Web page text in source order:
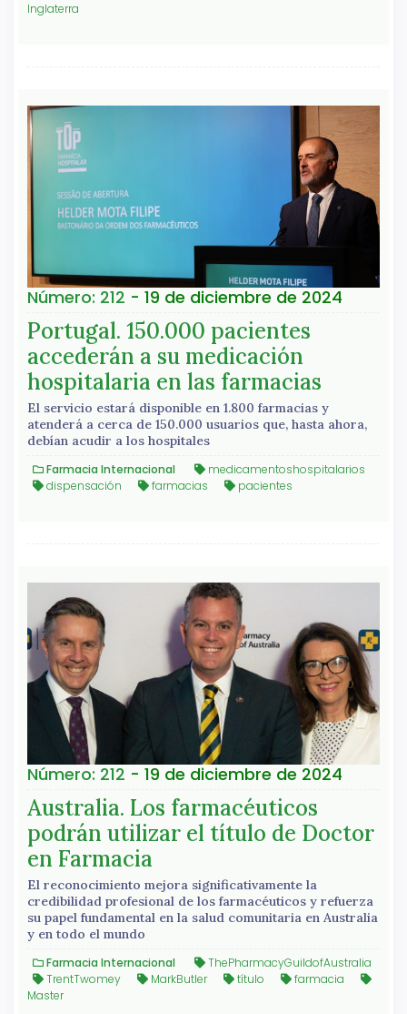
Inglaterra
Número: 212 - 19 de diciembre de 2024
Portugal. 150.000 pacientes
accederán a su medicación
hospitalaria en las farmacias
El servicio estará disponible en 1.800 farmacias y
atenderá a cerca de 150.000 usuarios que, hasta ahora,
debían acudir a los hospitales
Farmacia Internacional
medicamentoshospitalarios
dispensación
farmacias pacientes
Número: 212 - 19 de diciembre de 2024
Australia. Los farmacéuticos
podrán utilizar el título de Doctor
en Farmacia
El reconocimiento mejora significativamente la
credibilidad profesional de los farmacéuticos y refuerza
su papel fundamental en la salud comunitaria en Australia
y en todo el mundo
Farmacia Internacional
ThePharmacyGuildofAustralia
TrentTwomey
MarkButler título
farmacia
Master